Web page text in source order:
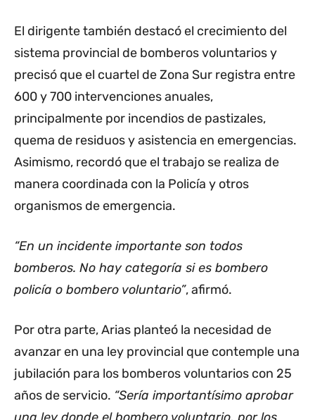
El dirigente también destacó el crecimiento del
sistema provincial de bomberos voluntarios y
precisó que el cuartel de Zona Sur registra entre
600 y 700 intervenciones anuales,
principalmente por incendios de pastizales,
quema de residuos y asistencia en emergencias.
Asimismo, recordó que el trabajo se realiza de
manera coordinada con la Policía y otros
organismos de emergencia.
“En un incidente importante son todos
bomberos. No hay categoría si es bombero
policía o bombero voluntario”, afirmó.
Por otra parte, Arias planteó la necesidad de
avanzar en una ley provincial que contemple una
jubilación para los bomberos voluntarios con 25
años de servicio. “Sería importantísimo aprobar